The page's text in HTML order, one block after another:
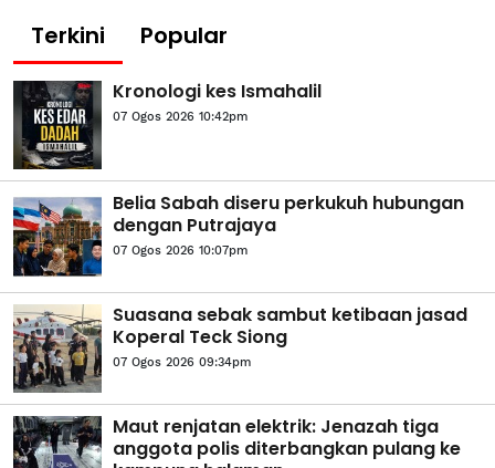
Terkini Popular
Kronologi kes Ismahalil
07 Ogos 2026 10:42pm
Belia Sabah diseru perkukuh hubungan
dengan Putrajaya
07 Ogos 2026 10:07pm
Suasana sebak sambut ketibaan jasad
Koperal Teck Siong
07 Ogos 2026 09:34pm
Maut renjatan elektrik: Jenazah tiga
anggota polis diterbangkan pulang ke